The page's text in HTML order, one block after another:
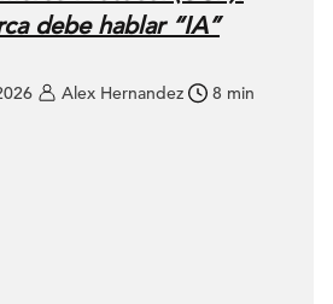
debe hablar “IA”
Alex Hernandez 8 min